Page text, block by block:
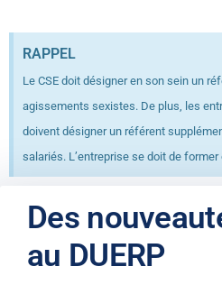
RAPPEL
Le CSE doit désigner en son sein un
agissements sexistes. De plus, les
doivent désigner un référent
salariés. L’entreprise se doit de
Des
au DUERP